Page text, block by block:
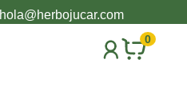
hola@herbojucar.com
0